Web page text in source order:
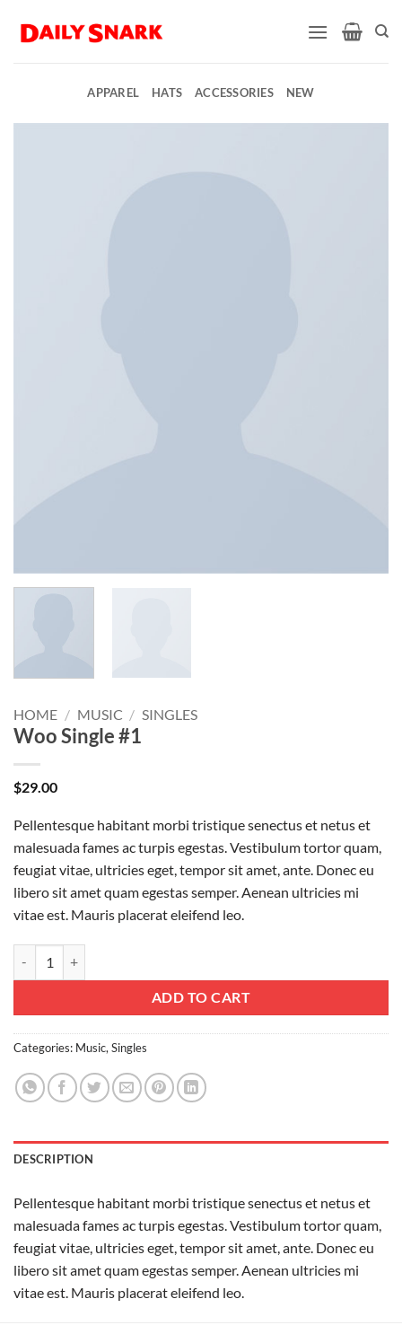
APPAREL HATS ACCESSORIES NEW
HOME / MUSIC / SINGLES
Woo Single #1
$29.00
Pellentesque habitant morbi tristique senectus et netus et
malesuada fames ac turpis egestas. Vestibulum tortor quam,
feugiat vitae, ultricies eget, tempor sit amet, ante. Donec eu
libero sit amet quam egestas semper. Aenean ultricies mi
vitae est. Mauris placerat eleifend leo.
ADD TO CART
Categories: Music,Singles
DESCRIPTION
Pellentesque habitant morbi tristique senectus et netus et
malesuada fames ac turpis egestas. Vestibulum tortor quam,
feugiat vitae, ultricies eget, tempor sit amet, ante. Donec eu
libero sit amet quam egestas semper. Aenean ultricies mi
vitae est. Mauris placerat eleifend leo.